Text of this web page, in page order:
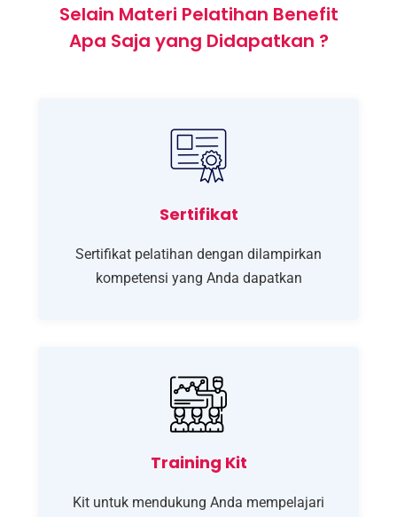
Selain Materi Pelatihan Benefit
Apa Saja yang Didapatkan ?
Sertifikat
Sertifikat pelatihan dengan dilampirkan
kompetensi yang Anda dapatkan
Training Kit
Kit untuk mendukung Anda mempelajari